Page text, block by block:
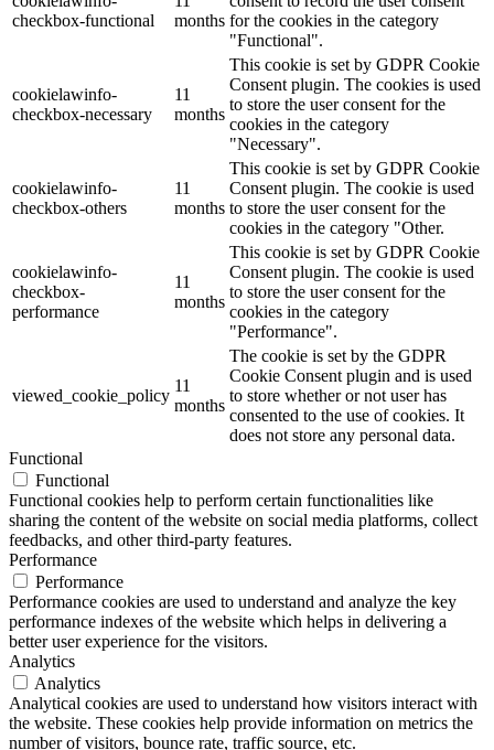
checkbox-functional
months for the cookies in the category
"Functional".
cookielawinfo-
checkbox-necessary
11
months
This cookie is set by GDPR Cookie
Consent plugin. The cookies is used
to store the user consent for the
cookies in the category
"Necessary".
cookielawinfo-
checkbox-others
11
months
This cookie is set by GDPR Cookie
Consent plugin. The cookie is used
to store the user consent for the
cookies in the category "Other.
cookielawinfo-
checkbox-
performance
11
months
This cookie is set by GDPR Cookie
Consent plugin. The cookie is used
to store the user consent for the
cookies in the category
"Performance".
viewed_cookie_policy
11
months
The cookie is set by the GDPR
Cookie Consent plugin and is used
to store whether or not user has
consented to the use of cookies. It
does not store any personal data.
Functional
Functional
Functional cookies help to perform certain functionalities like
sharing the content of the website on social media platforms, collect
feedbacks, and other third-party features.
Performance
Performance
Performance cookies are used to understand and analyze the key
performance indexes of the website which helps in delivering a
better user experience for the visitors.
Analytics
Analytics
Analytical cookies are used to understand how visitors interact with
the website. These cookies help provide information on metrics the
number of visitors, bounce rate, traffic source, etc.